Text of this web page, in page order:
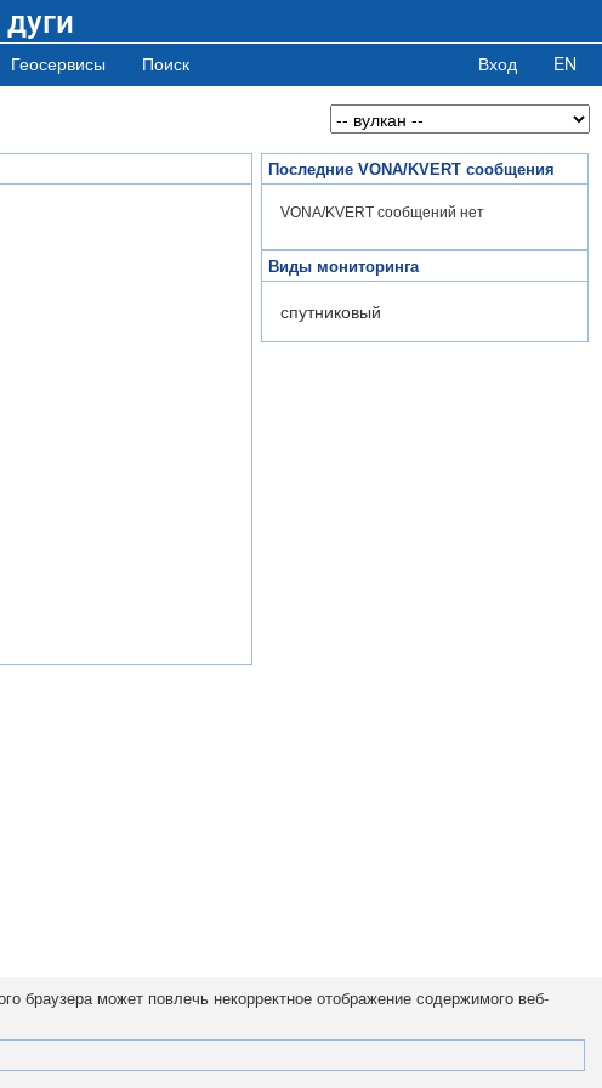
Геосервисы Поиск Вход EN
Последние VONA/KVERT сообщения
VONA/KVERT сообщений нет
Виды мониторинга
спутниковый
браузера может повлечь некорректное отображение содержимого веб-